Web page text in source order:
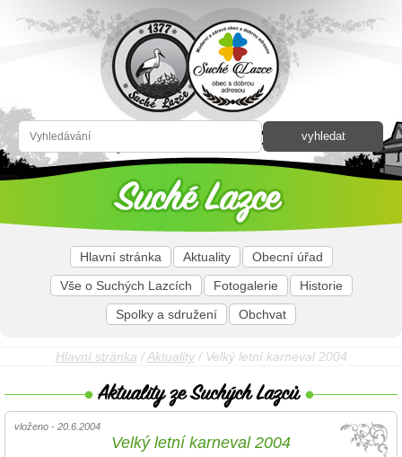
Hlavní stránka Aktuality
Obecní úřad
Vše o Suchých Lazcích
Fotogalerie
Historie
Spolky a sdružení
Obchvat
Hlavní stránka /Aktuality/ Velký letní karneval 2004
vloženo - 20.6.2004
Velký letní karneval 2004